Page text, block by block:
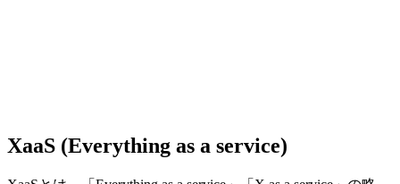
XaaS (Everything as a service)